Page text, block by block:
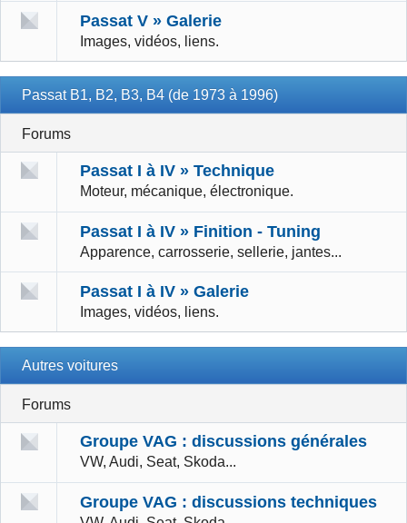
Passat V » Galerie
Images, vidéos, liens.
Passat B1, B2, B3, B4 (de 1973 à 1996)
Forums
Passat I à IV » Technique
Moteur, mécanique, électronique.
Passat I à IV » Finition - Tuning
Apparence, carrosserie, sellerie, jantes...
Passat I à IV » Galerie
Images, vidéos, liens.
Autres voitures
Forums
Groupe VAG : discussions générales
VW, Audi, Seat, Skoda...
Groupe VAG : discussions techniques